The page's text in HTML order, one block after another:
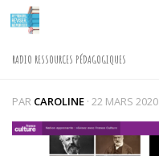
Skip to content
RADIO RESSOURCES PÉDAGOGIQUES
PAR CAROLINE · 22 MARS 2020